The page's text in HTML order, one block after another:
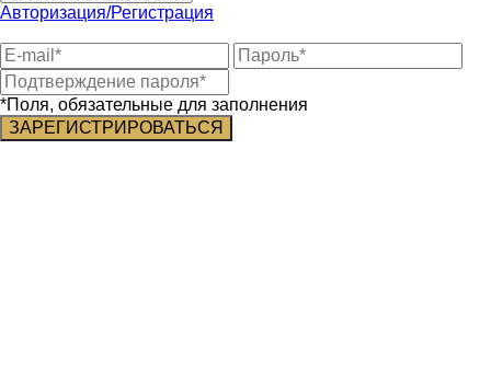
Авторизация/Регистрация
*Поля, обязательные для заполнения